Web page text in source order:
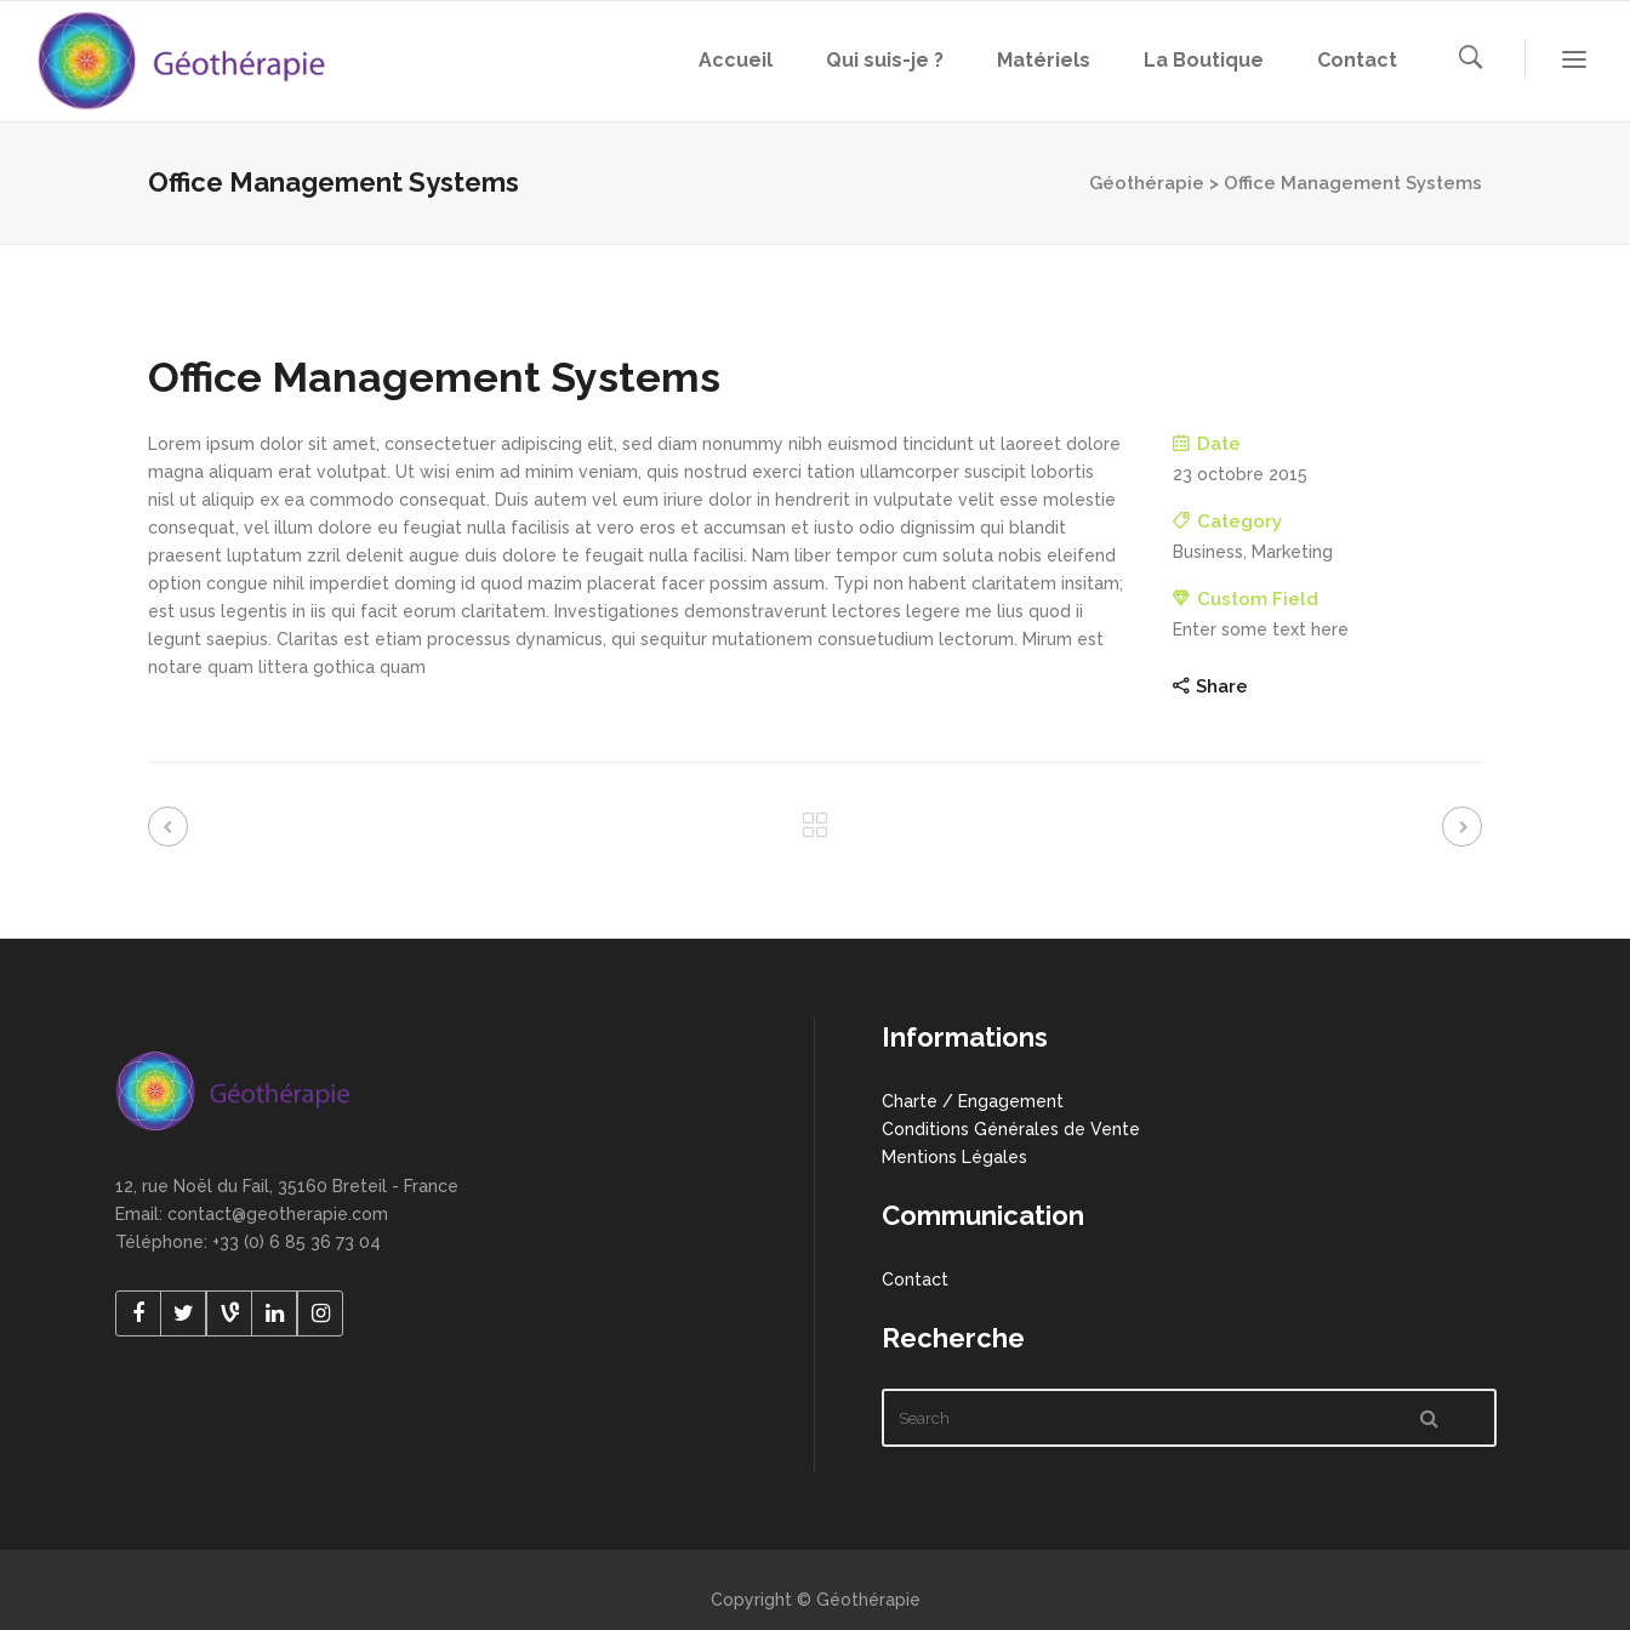
Accueil Qui suis-je ? Matériels La Boutique Contact
Office Management Systems Géothérapie > Office Management Systems
Office Management Systems
Lorem ipsum dolor sit amet, consectetuer adipiscing elit, sed diam nonummy nibh euismod tincidunt ut laoreet dolore
magna aliquam erat volutpat. Ut wisi enim ad minim veniam, quis nostrud exerci tation ullamcorper suscipit lobortis
nisl ut aliquip ex ea commodo consequat. Duis autem vel eum iriure dolor in hendrerit in vulputate velit esse molestie
consequat, vel illum dolore eu feugiat nulla facilisis at vero eros et accumsan et iusto odio dignissim qui blandit
praesent luptatum zzril delenit augue duis dolore te feugait nulla facilisi. Nam liber tempor cum soluta nobis eleifend
option congue nihil imperdiet doming id quod mazim placerat facer possim assum. Typi non habent claritatem insitam;
est usus legentis in iis qui facit eorum claritatem. Investigationes demonstraverunt lectores legere me lius quod ii
legunt saepius. Claritas est etiam processus dynamicus, qui sequitur mutationem consuetudium lectorum. Mirum est
notare quam littera gothica quam
Date
23 octobre 2015
Category
Business, Marketing
Custom Field
Enter some text here
Share
12, rue Noël du Fail, 35160 Breteil - France
Email: contact@geotherapie.com
Téléphone: +33 (0) 6 85 36 73 04
Informations
Charte / Engagement
Conditions Générales de Vente
Mentions Légales
Communication
Contact
Recherche
Copyright © Géothérapie